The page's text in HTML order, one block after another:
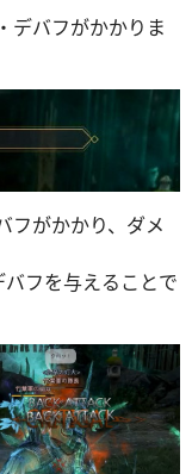
デバフがかかりま
フがかかり、ダメ
フを与えることで